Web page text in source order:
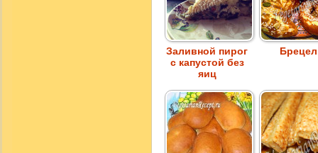
Заливной пирог
с капустой без
яиц